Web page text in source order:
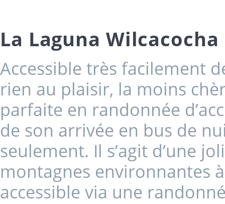
La Laguna Wilcacocha
Accessible très facilement
rien au plaisir, la moins
parfaite en randonnée
de son arrivée en bus de
seulement. Il s’agit d’une
montagnes environnantes
accessible via une